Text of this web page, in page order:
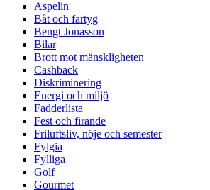
Aspelin
Båt och fartyg
Bengt Jonasson
Bilar
Brott mot mänskligheten
Cashback
Diskriminering
Energi och miljö
Fadderlista
Fest och firande
Friluftsliv, nöje och semester
Fylgia
Fylliga
Golf
Gourmet